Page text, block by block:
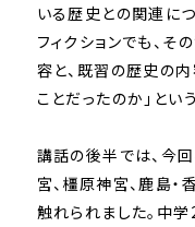
いる歴史との関連に
フィクションでも、
容と、既習の歴史の
ことだったのか」とい
講話の後半では、今
宮、橿原神宮、鹿島
触れられました。中